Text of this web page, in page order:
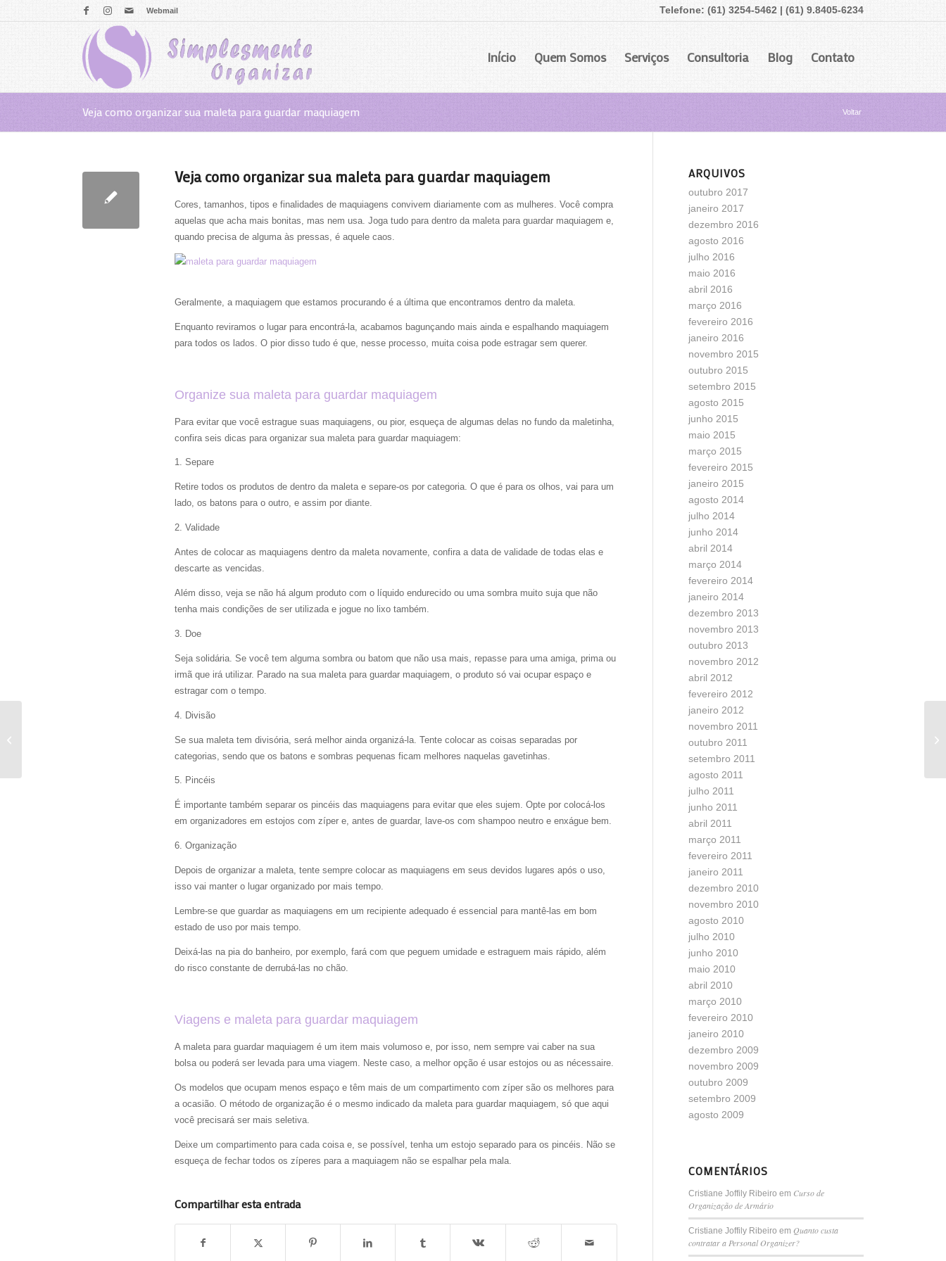
Webmail Telefone: (61) 3254-5462 | (61) 9.8405-6234
Início Quem Somos Serviços Consultoria Blog Contato
Veja como organizar sua maleta para guardar maquiagem Voltar
Veja como organizar sua maleta para guardar maquiagem
Cores, tamanhos, tipos e finalidades de maquiagens convivem diariamente com as mulheres. Você compra
aquelas que acha mais bonitas, mas nem usa. Joga tudo para dentro da maleta para guardar maquiagem e,
quando precisa de alguma às pressas, é aquele caos.
Geralmente, a maquiagem que estamos procurando é a última que encontramos dentro da maleta.
Enquanto reviramos o lugar para encontrá-la, acabamos bagunçando mais ainda e espalhando maquiagem
para todos os lados. O pior disso tudo é que, nesse processo, muita coisa pode estragar sem querer.
Organize sua maleta para guardar maquiagem
Para evitar que você estrague suas maquiagens, ou pior, esqueça de algumas delas no fundo da maletinha,
confira seis dicas para organizar sua maleta para guardar maquiagem:
1. Separe
Retire todos os produtos de dentro da maleta e separe-os por categoria. O que é para os olhos, vai para um
lado, os batons para o outro, e assim por diante.
2. Validade
Antes de colocar as maquiagens dentro da maleta novamente, confira a data de validade de todas elas e
descarte as vencidas.
Além disso, veja se não há algum produto com o líquido endurecido ou uma sombra muito suja que não
tenha mais condições de ser utilizada e jogue no lixo também.
3. Doe
Seja solidária. Se você tem alguma sombra ou batom que não usa mais, repasse para uma amiga, prima ou
irmã que irá utilizar. Parado na sua maleta para guardar maquiagem, o produto só vai ocupar espaço e
estragar com o tempo.
4. Divisão
Se sua maleta tem divisória, será melhor ainda organizá-la. Tente colocar as coisas separadas por
categorias, sendo que os batons e sombras pequenas ficam melhores naquelas gavetinhas.
5. Pincéis
É importante também separar os pincéis das maquiagens para evitar que eles sujem. Opte por colocá-los
em organizadores em estojos com zíper e, antes de guardar, lave-os com shampoo neutro e enxágue bem.
6. Organização
Depois de organizar a maleta, tente sempre colocar as maquiagens em seus devidos lugares após o uso,
isso vai manter o lugar organizado por mais tempo.
Lembre-se que guardar as maquiagens em um recipiente adequado é essencial para mantê-las em bom
estado de uso por mais tempo.
Deixá-las na pia do banheiro, por exemplo, fará com que peguem umidade e estraguem mais rápido, além
do risco constante de derrubá-las no chão.
Viagens e maleta para guardar maquiagem
A maleta para guardar maquiagem é um item mais volumoso e, por isso, nem sempre vai caber na sua
bolsa ou poderá ser levada para uma viagem. Neste caso, a melhor opção é usar estojos ou as nécessaire.
Os modelos que ocupam menos espaço e têm mais de um compartimento com zíper são os melhores para
a ocasião. O método de organização é o mesmo indicado da maleta para guardar maquiagem, só que aqui
você precisará ser mais seletiva.
Deixe um compartimento para cada coisa e, se possível, tenha um estojo separado para os pincéis. Não se
esqueça de fechar todos os zíperes para a maquiagem não se espalhar pela mala.
Compartilhar esta entrada
ARQUIVOS
outubro 2017
janeiro 2017
dezembro 2016
agosto 2016
julho 2016
maio 2016
abril 2016
março 2016
fevereiro 2016
janeiro 2016
novembro 2015
outubro 2015
setembro 2015
agosto 2015
junho 2015
maio 2015
março 2015
fevereiro 2015
janeiro 2015
agosto 2014
julho 2014
junho 2014
abril 2014
março 2014
fevereiro 2014
janeiro 2014
dezembro 2013
novembro 2013
outubro 2013
novembro 2012
abril 2012
fevereiro 2012
janeiro 2012
novembro 2011
outubro 2011
setembro 2011
agosto 2011
julho 2011
junho 2011
abril 2011
março 2011
fevereiro 2011
janeiro 2011
dezembro 2010
novembro 2010
agosto 2010
julho 2010
junho 2010
maio 2010
abril 2010
março 2010
fevereiro 2010
janeiro 2010
dezembro 2009
novembro 2009
outubro 2009
setembro 2009
agosto 2009
COMENTÁRIOS
Cristiane Joffily Ribeiro em Curso de
Organização de Armário
Cristiane Joffily Ribeiro emQuanto custa
contratar a Personal Organizer?